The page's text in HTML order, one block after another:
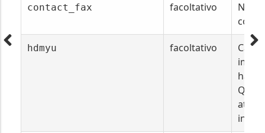
contact_fax facoltativo
hdmyu facoltativo
hai